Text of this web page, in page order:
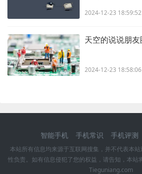
2024-12-23 18:59:52
天空的说说朋
2024-12-23 18:58:06
智能手机 手机常识 手机评测
本站所有信息均来源于互联网搜集，并不代表本
性负责。如有信息侵犯了您的权益，请告知，本站
Tieguniang.com